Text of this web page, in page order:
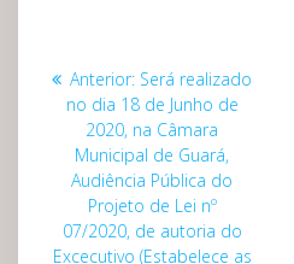
Navegação
Post
Anterior: Post
anterior:
Será realizado
no dia 18 de Junho de
2020, na Câmara
Municipal de Guará,
Audiência Pública do
Projeto de Lei nº
07/2020, de autoria do
Excecutivo (Estabelece as